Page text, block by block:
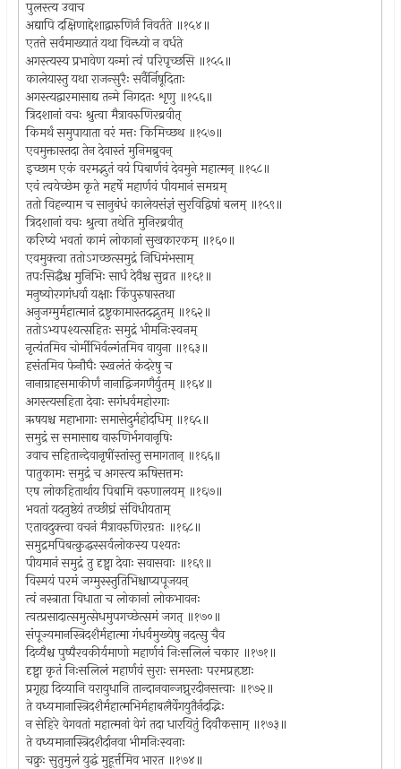
पुलस्त्य उवाच
अद्यापि दक्षिणाद्देशाद्वारुणिर्न निवर्तते ॥१५४॥
एतत्ते सर्वमाख्यातं यथा विन्ध्यो न वर्धते
अगस्त्यस्य प्रभावेण यन्मां त्वं परिपृच्छसि ॥१५५॥
कालेयास्तु यथा राजन्सुरैः सर्वैर्निषूदिताः
अगस्त्यद्वारमासाद्य तन्मे निगदतः शृणु ॥१५६॥
त्रिदशानां वचः श्रुत्वा मैत्रावरुणिरब्रवीत्
किमर्थं समुपायाता वरं मत्तः किमिच्छथ ॥१५७॥
एवमुक्तास्तदा तेन देवास्तं मुनिमब्रुवन्
इच्छाम एकं वरमद्भुतं वयं पिबार्णवं देवमुने महात्मन् ॥१५८॥
एवं त्वयेच्छेम कृते महर्षे महार्णवं पीयमानं समग्रम्
ततो विहन्याम च सानुबंधं कालेयसंज्ञं सुरविद्विषां बलम् ॥१५९॥
त्रिदशानां वचः श्रुत्वा तथेति मुनिरब्रवीत्
करिष्ये भवतां कामं लोकानां सुखकारकम् ॥१६०॥
एवमुक्त्वा ततोऽगच्छत्समुद्रं निधिमंभसाम्
तपःसिद्धैश्च मुनिभिः सार्धं देवैश्च सुव्रत ॥१६१॥
मनुष्योरगगंधर्वा यक्षाः किंपुरुषास्तथा
अनुजग्मुर्महात्मानं द्रष्टुकामास्तदद्भुतम् ॥१६२॥
ततोऽभ्यपश्यत्सहितः समुद्रं भीमनिःस्वनम्
नृत्यंतमिव चोर्मीभिर्वल्गंतमिव वायुना ॥१६३॥
हसंतमिव फेनौघैः स्खलंतं कंदरेषु च
नानाग्राहसमाकीर्णं नानाद्विजगणैर्युतम् ॥१६४॥
अगस्त्यसहिता देवाः सगंधर्वमहोरगाः
ऋषयश्च महाभागाः समासेदुर्महोदधिम् ॥१६५॥
समुद्रं स समासाद्य वारुणिर्भगवानृषिः
उवाच सहितान्देवानृषींस्तांस्तु समागतान् ॥१६६॥
पातुकामः समुद्रं च अगस्त्य ऋषिसत्तमः
एष लोकहितार्थाय पिबामि वरुणालयम् ॥१६७॥
भवतां यदनुष्ठेयं तच्छीघ्रं संविधीयताम्
एतावदुक्त्वा वचनं मैत्रावरुणिरग्रतः ॥१६८॥
समुद्रमपिबत्क्रुद्धस्सर्वलोकस्य पश्यतः
पीयमानं समुद्रं तु दृष्ट्वा देवाः सवासवाः ॥१६९॥
विस्मयं परमं जग्मुस्स्तुतिभिश्चाप्यपूजयन्
त्वं नस्त्राता विधाता च लोकानां लोकभावनः
त्वत्प्रसादात्समुत्सेधमुपगच्छेत्समं जगत् ॥१७०॥
संपूज्यमानस्त्रिदशैर्महात्मा गंधर्वमुख्येषु नदत्सु चैव
दिव्यैश्च पुष्पैरवकीर्यमाणो महार्णवं निःसलिलं चकार ॥१७१॥
दृष्ट्वा कृतं निःसलिलं महार्णवं सुराः समस्ताः परमप्रहृष्टाः
प्रगृह्य दिव्यानि वरायुधानि तान्दानवान्जघ्नुरदीनसत्त्वाः ॥१७२॥
ते वध्यमानास्त्रिदशैर्महात्मभिर्महाबलैर्वेगयुतैर्नदद्भिः
न सेहिरे वेगवतां महात्मनां वेगं तदा धारयितुं दिवौकसाम् ॥१७३॥
ते वध्यमानास्त्रिदशैर्दानवा भीमनिःस्वनाः
चक्रुः सुतुमुलं युद्धं मुहूर्त्तमिव भारत ॥१७४॥